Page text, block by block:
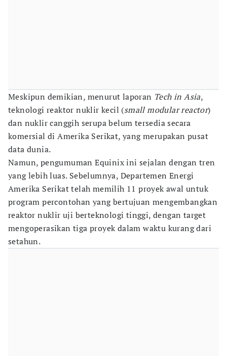
Meskipun demikian, menurut laporan Tech in Asia,
teknologi reaktor nuklir kecil (small modular reactor)
dan nuklir canggih serupa belum tersedia secara
komersial di Amerika Serikat, yang merupakan pusat
data dunia.
Namun, pengumuman Equinix ini sejalan dengan tren
yang lebih luas. Sebelumnya, Departemen Energi
Amerika Serikat telah memilih 11 proyek awal untuk
program percontohan yang bertujuan mengembangkan
reaktor nuklir uji berteknologi tinggi, dengan target
mengoperasikan tiga proyek dalam waktu kurang dari
setahun.